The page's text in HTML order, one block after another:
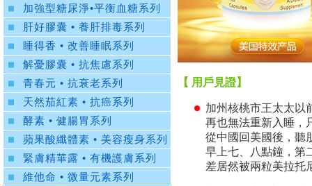
【 用戶見證】
加州核桃市王太太以
再也無法重新入睡，
從中國回美國後，聽
早上七、八點鐘，第
差居然被兩粒美拉托
加強型糖尿淨•平衡血糖系列
肝好膠囊 • 養肝排毒系列
睡得香 • 改善睡眠系列
解憂膠囊 • 抗焦慮系列
青春元 • 抗衰老系列
天然茄紅素 • 抗癌系列
酵素 • 健腸胃系列
蘋果酸纖體素 • 美容瘦身系列
緊膚精華露 • 有機護膚系列
維他命 • 微量元素系列